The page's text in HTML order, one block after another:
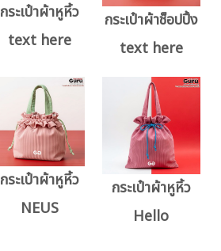
กระเป๋าผ้าหูหิ้ว
text here
กระเป๋าผ้าช็อปปิ้ง
text here
กระเป๋าผ้าหูหิ้ว
NEUS
กระเป๋าผ้าหูหิ้ว
Hello